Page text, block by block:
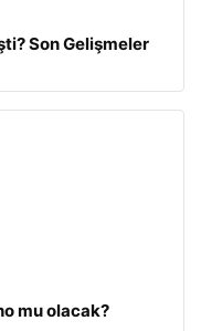
Son Gelişmeler
mu olacak?